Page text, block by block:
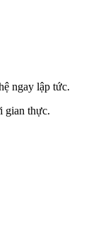
ngay lập tức.
gian thực.